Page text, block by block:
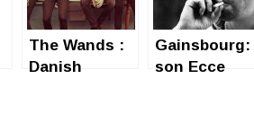
The Wands :
Danish
Gainsbourg:
son Ecce